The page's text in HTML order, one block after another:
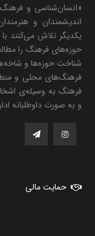
«انسان‌شناسی و
اندیشمندان و
یکدیگر تلاش می‌کنند با
حوزه‌های فرهنگ را
شناخت حوزه‌ها و
فرهنگ‌های محلی و
فرهنگ به وسیله‌ی
و به صورت داوطلبانه
حمایت مالی